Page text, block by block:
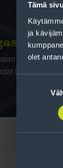
Tämä
ja
olet
oikean
rengaskokoa.